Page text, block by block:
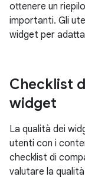
ottenere un
importanti. Gli
widget per
Checklist
widget
La qualità dei
utenti con i
checklist di
valutare la